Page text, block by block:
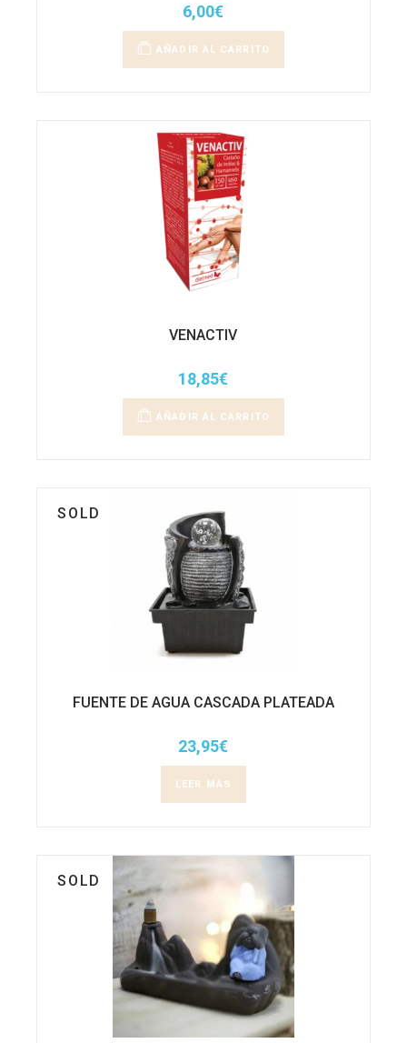
6,00€
AÑADIR AL CARRITO
VENACTIV
18,85€
AÑADIR AL CARRITO
SOLD
FUENTE DE AGUA CASCADA PLATEADA
23,95€
LEER MÁS
SOLD